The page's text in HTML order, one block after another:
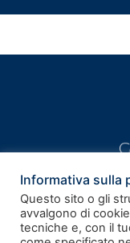
Informativa sulla
Questo sito o gli
avvalgono di
tecniche e, con il